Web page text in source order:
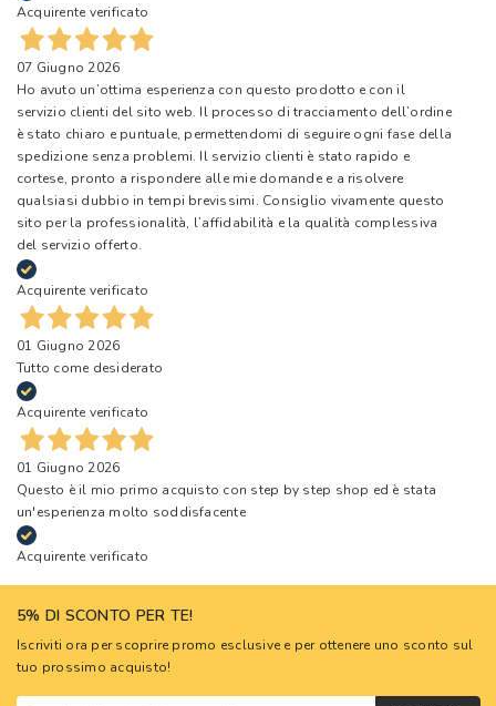
Acquirente verificato
07 Giugno 2026
Ho avuto un’ottima esperienza con questo prodotto e con il
servizio clienti del sito web. Il processo di tracciamento dell’ordine
è stato chiaro e puntuale, permettendomi di seguire ogni fase della
spedizione senza problemi. Il servizio clienti è stato rapido e
cortese, pronto a rispondere alle mie domande e a risolvere
qualsiasi dubbio in tempi brevissimi. Consiglio vivamente questo
sito per la professionalità, l’affidabilità e la qualità complessiva
del servizio offerto.
Acquirente verificato
01 Giugno 2026
Tutto come desiderato
Acquirente verificato
01 Giugno 2026
Questo è il mio primo acquisto con step by step shop ed è stata
un'esperienza molto soddisfacente
Acquirente verificato
5% DI SCONTO PER TE!
Iscriviti ora per scoprire promo esclusive e per ottenere uno sconto sul
tuo prossimo acquisto!